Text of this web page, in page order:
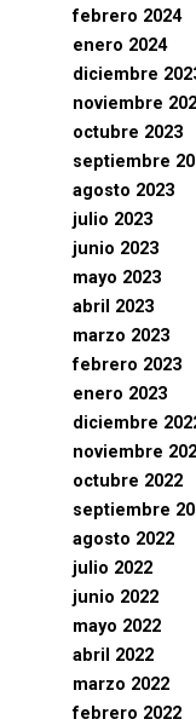
febrero 2024
enero 2024
diciembre
noviembre
octubre 2023
septiembre
agosto 2023
julio 2023
junio 2023
mayo 2023
abril 2023
marzo 2023
febrero 2023
enero 2023
diciembre
noviembre
octubre 2022
septiembre
agosto 2022
julio 2022
junio 2022
mayo 2022
abril 2022
marzo 2022
febrero 2022